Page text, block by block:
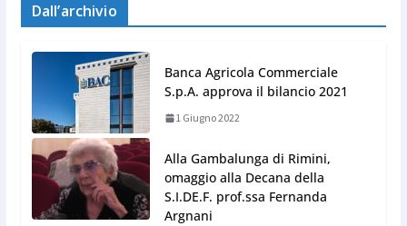
Dall’archivio
Banca Agricola Commerciale
S.p.A. approva il bilancio 2021
1 Giugno 2022
Alla Gambalunga di Rimini,
omaggio alla Decana della
S.I.DE.F. prof.ssa Fernanda
Argnani